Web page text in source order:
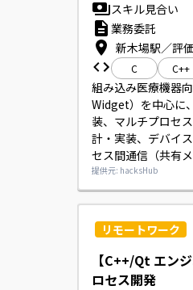
スキル見合い
業務委託
新木場駅／評
C C++
組み込み医療機器
Widget）を中心に
装、マルチプロセ
計・実装、デバイ
セス間通信（共有
ータベース設計・
の工程をご担当い
提供元: hacksHub
リモートワーク
【C++/Qt エン
ロセス開発